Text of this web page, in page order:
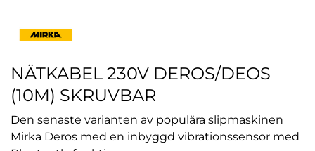
NÄTKABEL 230V DEROS/DEOS
(10M) SKRUVBAR
Den senaste varianten av populära slipmaskinen
Mirka Deros med en inbyggd vibrationssensor med